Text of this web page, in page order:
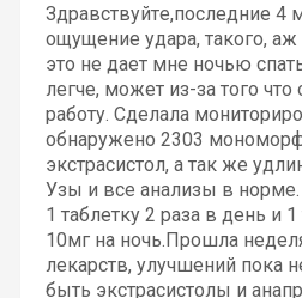
Здравствуйте,последние 4
ощущение удара, такого,
это не дает мне ночью
легче, может из-за того
работу. Сделала
обнаружено 2303
экстрасистол, а так же
Узы и все анализы в
1 таблетку 2 раза в день и
10мг на ночь.Прошла
лекарств, улучшений пока
быть экстрасистолы и